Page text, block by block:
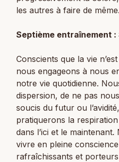
les autres à faire de même.
Septième entraînement :
Conscients que la vie
nous engageons à nous
notre vie quotidienne.
dispersion, de ne pas
soucis du futur ou
pratiquerons la
dans l’ici et le
vivre en pleine
rafraîchissants et